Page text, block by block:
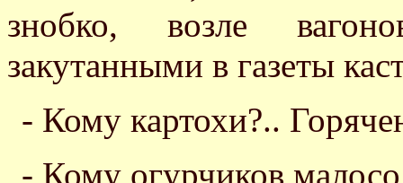
знобко, возле
закутанными в газеты
- Кому картохи?..
- Кому огурчиков